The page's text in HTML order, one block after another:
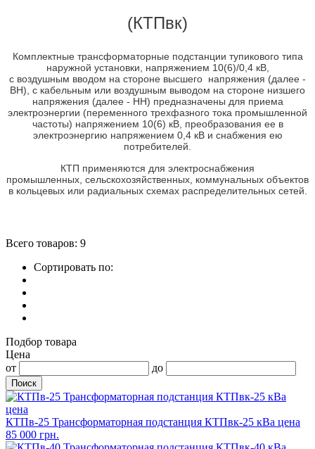
(КТПвк)
Комплектные трансформаторные подстанции тупикового типа
наружной установки, напряжением 10(6)/0,4 кВ,
с воздушным вводом на стороне высшего напряжения (далее -
ВН), с кабельным или воздушным выводом на стороне низшего
напряжения (далее - НН) предназначены для приема
электроэнергии (переменного трехфазного тока промышленной
частоты) напряжением 10(6) кВ, преобразования ее в
электроэнергию напряжением 0,4 кВ и снабжения ею
потребителей.
КТП применяются для электроснабжения
промышленных, сельскохозяйственных, коммунальных объектов
в кольцевых или радиальных схемах распределительных сетей.
Всего товаров: 9
Сортировать по:
Подбор товара
Цена
от
до
КТПв-25 Трансформаторная подстанция КТПвк-25 кВа цена
85 000 грн.